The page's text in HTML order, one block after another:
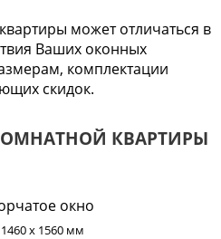
может отличаться в
Ваших оконных
комплектации
скидок.
КВАРТИРЫ
окно
х 1560 мм